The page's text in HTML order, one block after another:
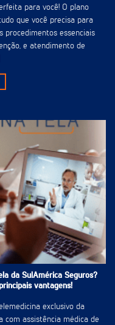
para você! O plano
que você precisa para
procedimentos essenciais
e atendimento de
da SulAmérica Seguros?
vantagens!
exclusivo da
com assistência médica de